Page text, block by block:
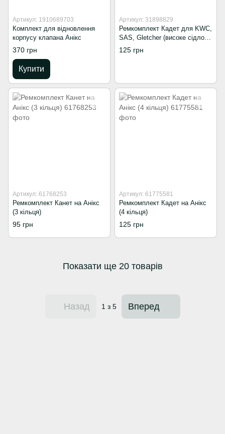
Артикул: 1910689703
Комплект для відновлення
корпусу клапана Анікс
370 грн
Купити
Артикул: 31898829
Ремкомплект Кадет для KWC,
SAS, Gletcher (високе сідло, 5
кілець)
125 грн
Артикул: 61768253
Ремкомплект Канет на Анікс
(3 кільця)
95 грн
Артикул: 61775581
Ремкомплект Кадет на Анікс
(4 кільця)
125 грн
Показати ще 20 товарів
Назад 1з 5 Вперед